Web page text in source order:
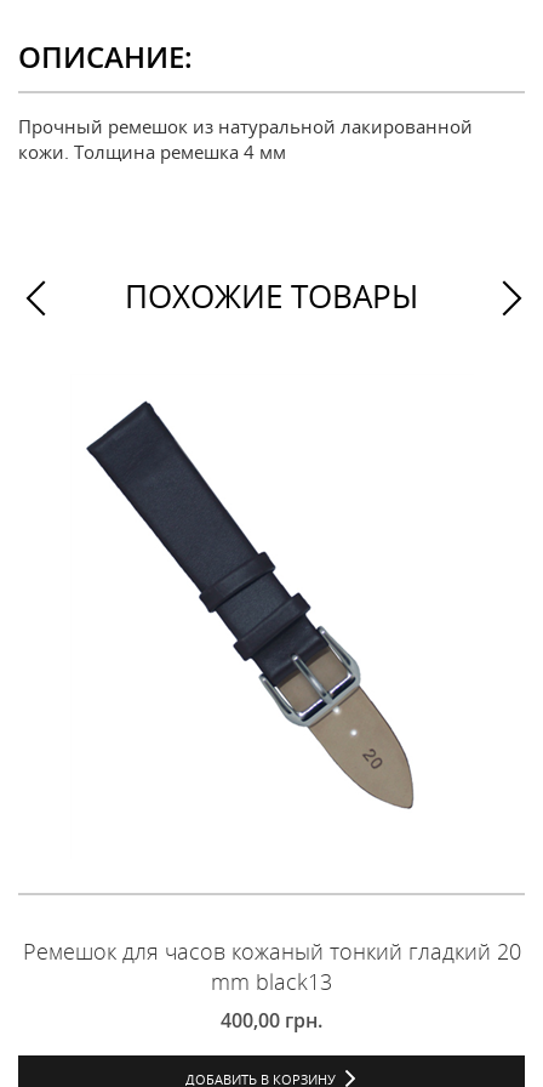
ОПИСАНИЕ:
Прочный ремешок из натуральной лакированной
кожи. Толщина ремешка 4 мм
ПОХОЖИЕ ТОВАРЫ
Ремешок для часов кожаный тонкий гладкий 20
mm black13
400,00 грн.
ДОБАВИТЬ В КОРЗИНУ